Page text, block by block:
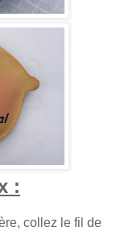
:
collez le fil de